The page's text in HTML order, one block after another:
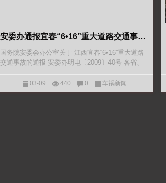
安委办通报宜春“6•16”重大道路交通事故情况
国务院安委会办公室关于 江西宜春“6•16”重大道路
交通事故的通报 安委办明电〔2009〕40号 各省、
会： 2009年6月16日，一辆号
03-09 440 0 车祸新闻